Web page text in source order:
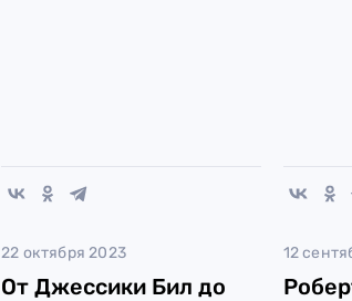
22 октября 2023
От Джессики Бил до
12